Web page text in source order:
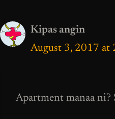
Kipas angin
August 3, 2017 at
Apartment manaa ni?